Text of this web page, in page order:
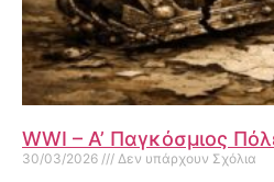
WWI – Α’ Παγκόσμιος
30/03/2026 Δεν υπάρχουν Σχόλια